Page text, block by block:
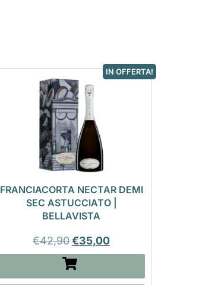
IN OFFERTA!
FRANCIACORTA NECTAR DEMI
SEC ASTUCCIATO |
BELLAVISTA
€42,90€35,00